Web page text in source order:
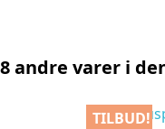
8 andre varer i
TILBUD!